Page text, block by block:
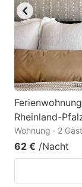
Rheinland-
Wohnung · 2
62 € /Nacht